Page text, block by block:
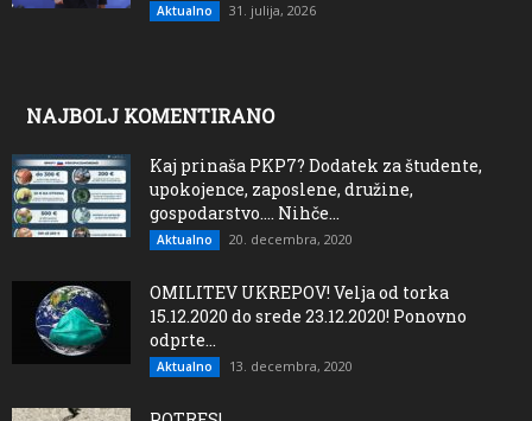
Aktualno 31. julija, 2026
NAJBOLJ KOMENTIRANO
Kaj prinaša PKP7? Dodatek za študente,
upokojence, zaposlene, družine,
gospodarstvo…. Nihče...
Aktualno 20. decembra, 2020
OMILITEV UKREPOV! Velja od torka
15.12.2020 do srede 23.12.2020! Ponovno
odprte...
Aktualno 13. decembra, 2020